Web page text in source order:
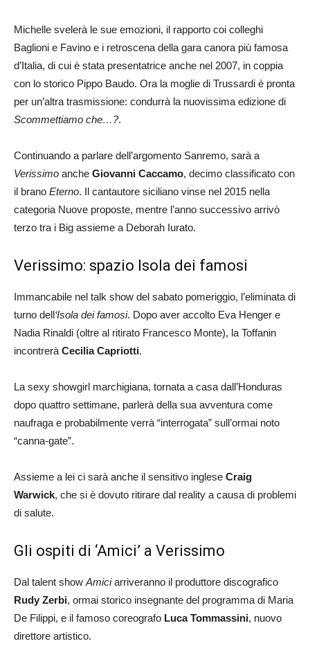
Michelle svelerà le sue emozioni, il rapporto coi colleghi
Baglioni e Favino e i retroscena della gara canora più famosa
d’Italia, di cui è stata presentatrice anche nel 2007, in coppia
con lo storico Pippo Baudo. Ora la moglie di Trussardi è pronta
per un’altra trasmissione: condurrà la nuovissima edizione di
Scommettiamo che…?.
Continuando a parlare dell’argomento Sanremo, sarà a
Verissimo anche Giovanni Caccamo, decimo classificato con
il brano Eterno. Il cantautore siciliano vinse nel 2015 nella
categoria Nuove proposte, mentre l’anno successivo arrivò
terzo tra i Big assieme a Deborah Iurato.
Verissimo: spazio Isola dei famosi
Immancabile nel talk show del sabato pomeriggio, l’eliminata di
turno dell‘Isola dei famosi. Dopo aver accolto Eva Henger e
Nadia Rinaldi (oltre al ritirato Francesco Monte), la Toffanin
incontrerà Cecilia Capriotti.
La sexy showgirl marchigiana, tornata a casa dall’Honduras
dopo quattro settimane, parlerà della sua avventura come
naufraga e probabilmente verrà “interrogata” sull’ormai noto
“canna-gate”.
Assieme a lei ci sarà anche il sensitivo inglese Craig
Warwick, che si è dovuto ritirare dal reality a causa di problemi
di salute.
Gli ospiti di ‘Amici’ a Verissimo
Dal talent show Amiciarriveranno il produttore discografico
Rudy Zerbi, ormai storico insegnante del programma di Maria
De Filippi, e il famoso coreografo Luca Tommassini, nuovo
direttore artistico.